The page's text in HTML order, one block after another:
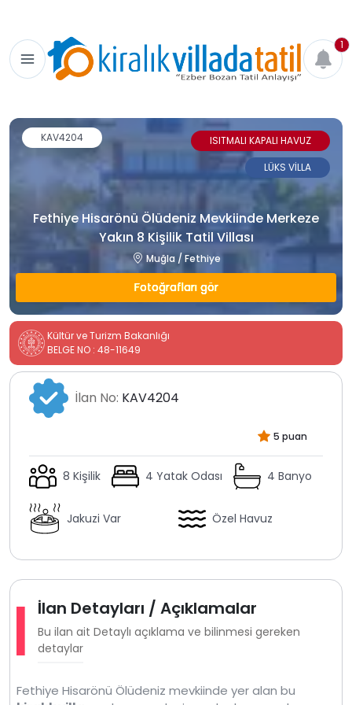
1
Fethiye Hisarönü Ölüdeniz Mevkiinde Merkeze
Yakın 8 Kişilik Tatil Villası
Muğla / Fethiye
Fotoğrafları gör
KAV4204
ISITMALI KAPALI HAVUZ
LÜKS VİLLA
Kültür ve Turizm Bakanlığı
BELGE NO : 48-11649
İlan No: KAV4204
5 puan
8 Kişilik 4 Yatak Odası 4 Banyo
Jakuzi Var Özel Havuz
İlan Detayları / Açıklamalar
Bu ilan ait Detaylı açıklama ve bilinmesi gereken
detaylar
Fethiye Hisarönü Ölüdeniz mevkiinde yer alan bu